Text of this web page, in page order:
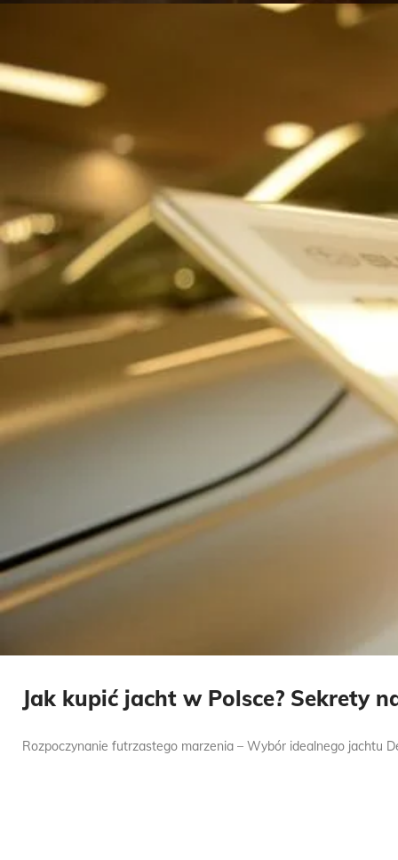
Zaskakujące powody, dla których
Zawód dekarza wiąże się z wyborem spośród wielu dostępnych
Jak kupić jacht w Polsce? Sekrety
Rozpoczynanie futrzastego marzenia – Wybór idealnego jachtu